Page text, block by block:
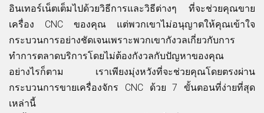
อินเทอร์เน็ตเต็มไปด้วยวิธีการและวิธีต่างๆ ที่จะช่วยคุณขาย
เครื่อง CNC ของคุณ แต่พวกเขาไม่อนุญาตให้คุณเข้าใจ
กระบวนการอย่างชัดเจนเพราะพวกเขากังวลเกี่ยวกับการ
ทำการตลาดบริการโดยไม่ต้องกังวลกับปัญหาของคุณ
อย่างไรก็ตาม เราเพียงมุ่งหวังที่จะช่วยคุณโดยตรงผ่าน
กระบวนการขายเครื่องจักร CNC ด้วย 7 ขั้นตอนที่ง่ายที่สุด
เหล่านี้